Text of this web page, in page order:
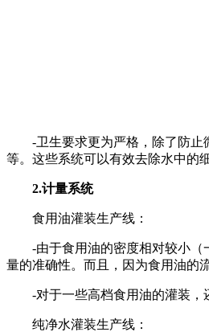
-卫生要求更为严格，除了防止微
等。这些系统可以有效去除水中的
2.计量系统
食用油灌装生产线：
-由于食用油的密度相对较小（一
量的准确性。而且，因为食用油的
-对于一些高档食用油的灌装，还
纯净水灌装生产线：